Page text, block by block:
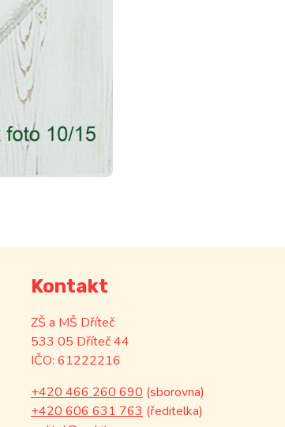
Kontakt
ZŠ a MŠ Dříteč
533 05 Dříteč 44
IČO: 61222216
+420 466 260 690 (sborovna)
+420 606 631 763 (ředitelka)